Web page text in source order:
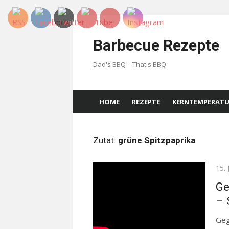
Skip
Barbecue Rezepte
Dad's BBQ – That's BBQ
HOME REZEPTE
Zutat: grüne Spitzpaprika
15.
–